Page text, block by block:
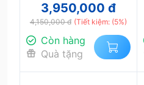
3,950,000 đ
4,150,000 đ (Tiết kiệm: (5%)
Còn hàng
Quà tặng